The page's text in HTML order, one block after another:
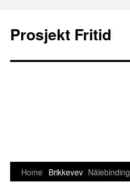
Prosjekt Fritid
Skip
Home Brikkevev Nålebinding